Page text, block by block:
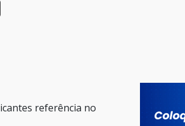
referência no